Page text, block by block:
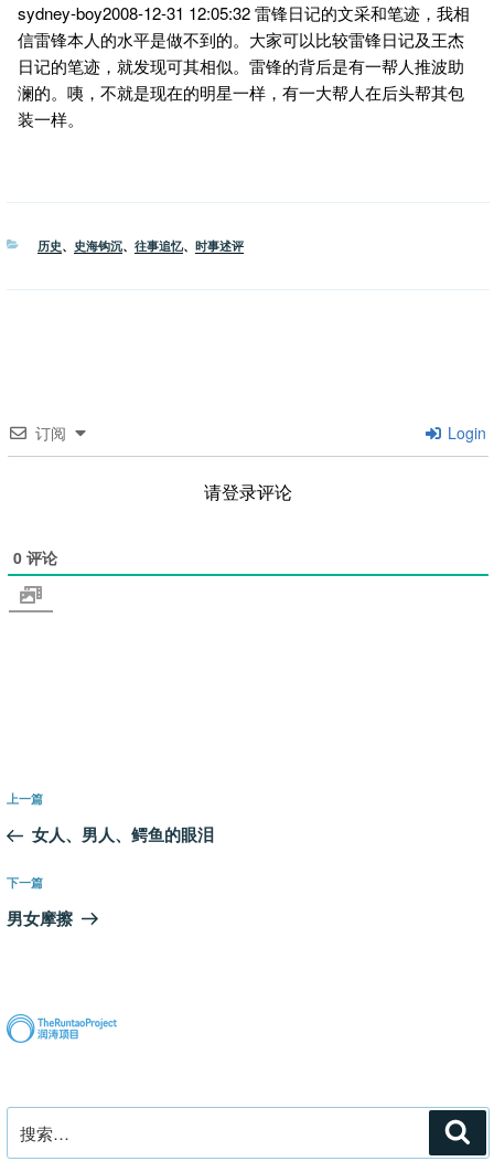
sydney-boy2008-12-31 12:05:32 雷锋日记的文采和笔迹，我相
信雷锋本人的水平是做不到的。大家可以比较雷锋日记及王杰
日记的笔迹，就发现可其相似。雷锋的背后是有一帮人推波助
澜的。咦，不就是现在的明星一样，有一大帮人在后头帮其包
装一样。
分
历史、 史海钩沉、 往事追忆、 时事述评
订阅 Login
请登录评论
0 评论
文
导
航
上
一
文
章
上一篇
女人、男人、鳄鱼的眼泪
下
一
下一篇
男女摩擦
索：